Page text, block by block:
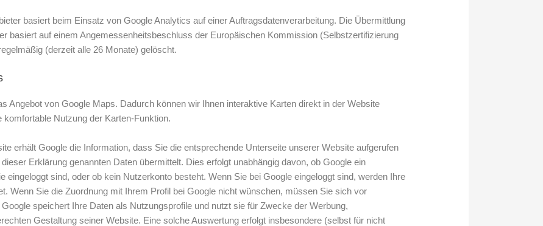
basiert beim Einsatz von Google Analytics auf einer Auftragsdatenverarbeitung. Die Übermittlung
basiert auf einem Angemessenheitsbeschluss der Europäischen Kommission (Selbstzertifizierung
(derzeit alle 26 Monate) gelöscht.
Angebot von Google Maps. Dadurch können wir Ihnen interaktive Karten direkt in der Website
Nutzung der Karten-Funktion.
erhält Google die Information, dass Sie die entsprechende Unterseite unserer Website aufgerufen
Erklärung genannten Daten übermittelt. Dies erfolgt unabhängig davon, ob Google ein
eingeloggt sind, oder ob kein Nutzerkonto besteht. Wenn Sie bei Google eingeloggt sind, werden Ihre
Wenn Sie die Zuordnung mit Ihrem Profil bei Google nicht wünschen, müssen Sie sich vor
speichert Ihre Daten als Nutzungsprofile und nutzt sie für Zwecke der Werbung,
Gestaltung seiner Website. Eine solche Auswertung erfolgt insbesondere (selbst für nicht